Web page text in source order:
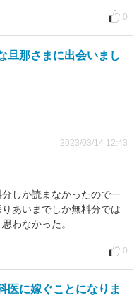
0
旦那さまに出会いまし
2023/03/14 12:43
しか読まなかったので一
あいまでしか無料分では
わなかった。
0
医に嫁ぐことになりま